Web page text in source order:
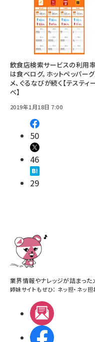
飲食店検索サービスの利用
は食べログ。ホットペッパー
メ、ぐるなびが続く【テスティ
べ】
2019年1月18日 7:00
50
46
29
業界情報やナレッジが詰まった
姉妹サイトもぜひ： ネッ担・ ネッ